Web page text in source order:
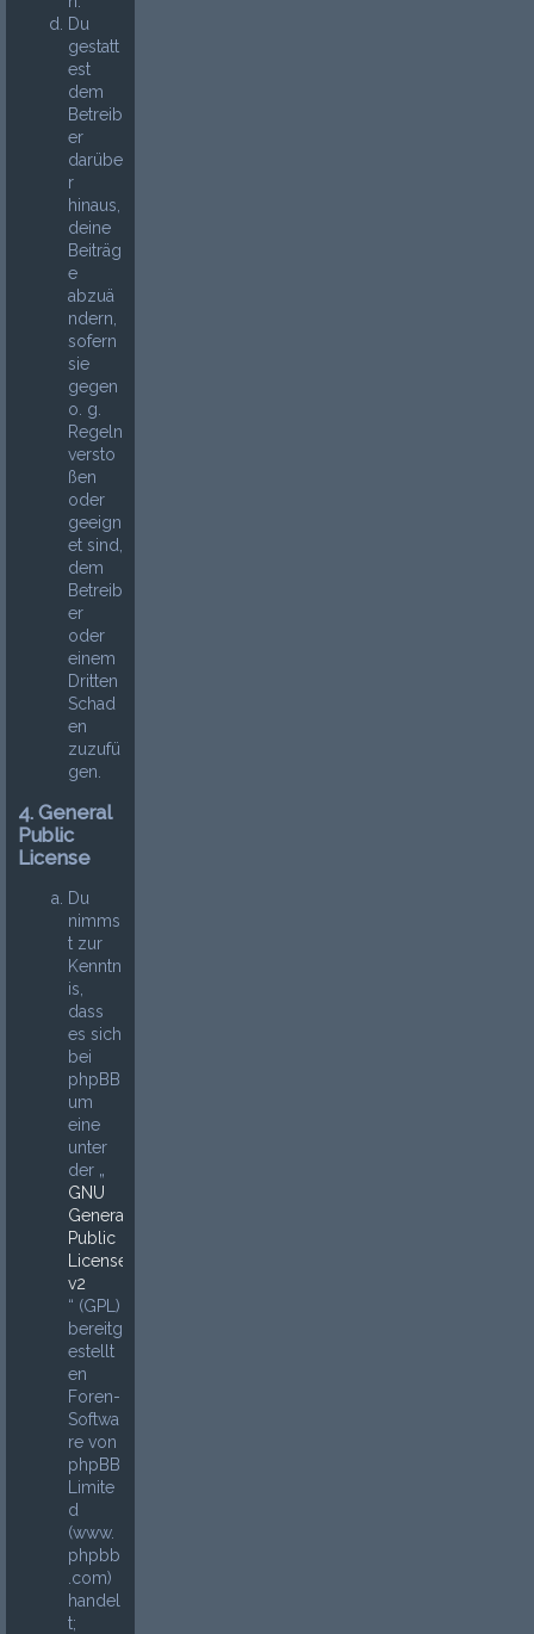
Du
gestatt
est
dem
Betreib
er
darübe
r
hinaus,
deine
Beiträg
e
abzuä
ndern,
sofern
sie
gegen
o. g.
Regeln
versto
ßen
oder
geeign
et sind,
dem
Betreib
er
oder
einem
Dritten
Schad
en
zuzufü
gen.
4. General
Public
License
Du
nimms
t zur
Kenntn
is,
dass
es sich
bei
phpBB
um
eine
unter
der „
GNU
General
Public
License
v2
“ (GPL)
bereitg
estellt
en
Foren-
Softwa
re von
phpBB
Limite
d
(www.
phpbb
.com)
handel
t;